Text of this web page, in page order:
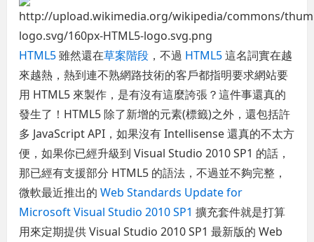
HTML5雖然還在草案階段 ，不過 HTML5這名詞實在越
來越熱，熱到連不熟網路技術的客戶都指明要求網站要
用 HTML5 來製作，是有沒有這麼誇張？這件事還真的
發生了！HTML5 除了新增的元素(標籤)之外，還包括許
多 JavaScript API，如果沒有 Intellisense 還真的不太方
便，如果你已經升級到 Visual Studio 2010 SP1 的話，
那已經有支援部分 HTML5 的語法，不過並不夠完整，
微軟最近推出的Web Standards Update for
Microsoft Visual Studio 2010 SP1 擴充套件就是打算
用來定期提供 Visual Studio 2010 SP1 最新版的 Web